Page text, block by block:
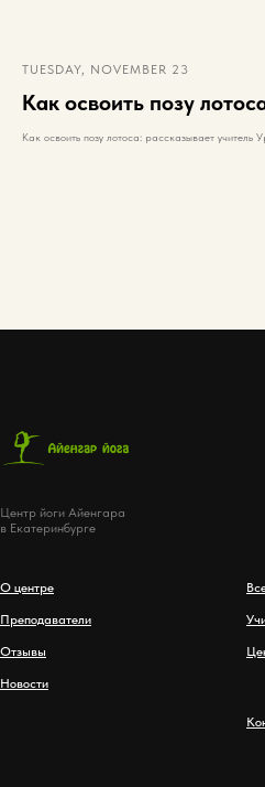
TUESDAY, NOVEMBER 23
Как освоить позу
Как освоить позу лотоса: рассказывает учитель
Центр йоги Айенгара
в Екатеринбурге
О центре
Преподаватели
Отзывы
Новости